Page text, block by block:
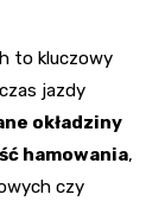
to kluczowy
jazdy
okładziny
hamowania,
czy